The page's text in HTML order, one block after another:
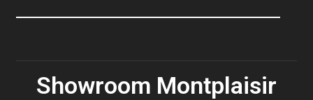
Showroom Montplaisir